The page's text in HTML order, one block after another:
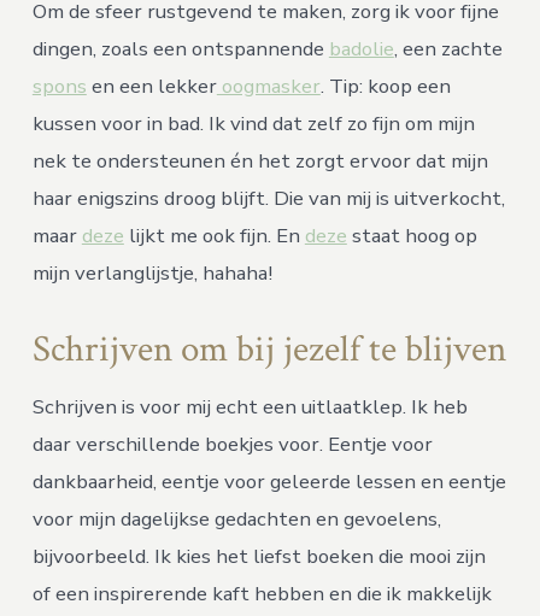
Om de sfeer rustgevend te maken, zorg ik voor fijne
dingen, zoals een ontspannende badolie, een zachte
spons en een lekkeroogmasker. Tip: koop een
kussen voor in bad. Ik vind dat zelf zo fijn om mijn
nek te ondersteunen én het zorgt ervoor dat mijn
haar enigszins droog blijft. Die van mij is uitverkocht,
maar deze lijkt me ook fijn. En deze staat hoog op
mijn verlanglijstje, hahaha!
Schrijven om bij jezelf te blijven
Schrijven is voor mij echt een uitlaatklep. Ik heb
daar verschillende boekjes voor. Eentje voor
dankbaarheid, eentje voor geleerde lessen en eentje
voor mijn dagelijkse gedachten en gevoelens,
bijvoorbeeld. Ik kies het liefst boeken die mooi zijn
of een inspirerende kaft hebben en die ik makkelijk